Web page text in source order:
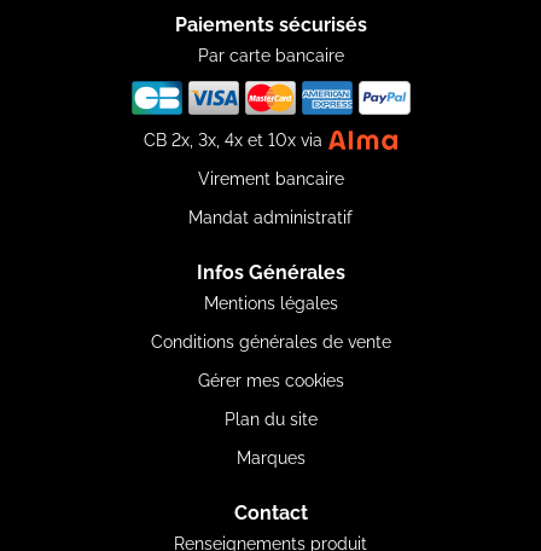
Paiements sécurisés
Par carte bancaire
CB 2x, 3x, 4x et 10x via
Virement bancaire
Mandat administratif
Infos Générales
Mentions légales
Conditions générales de vente
Gérer mes cookies
Plan du site
Marques
Contact
Renseignements produit